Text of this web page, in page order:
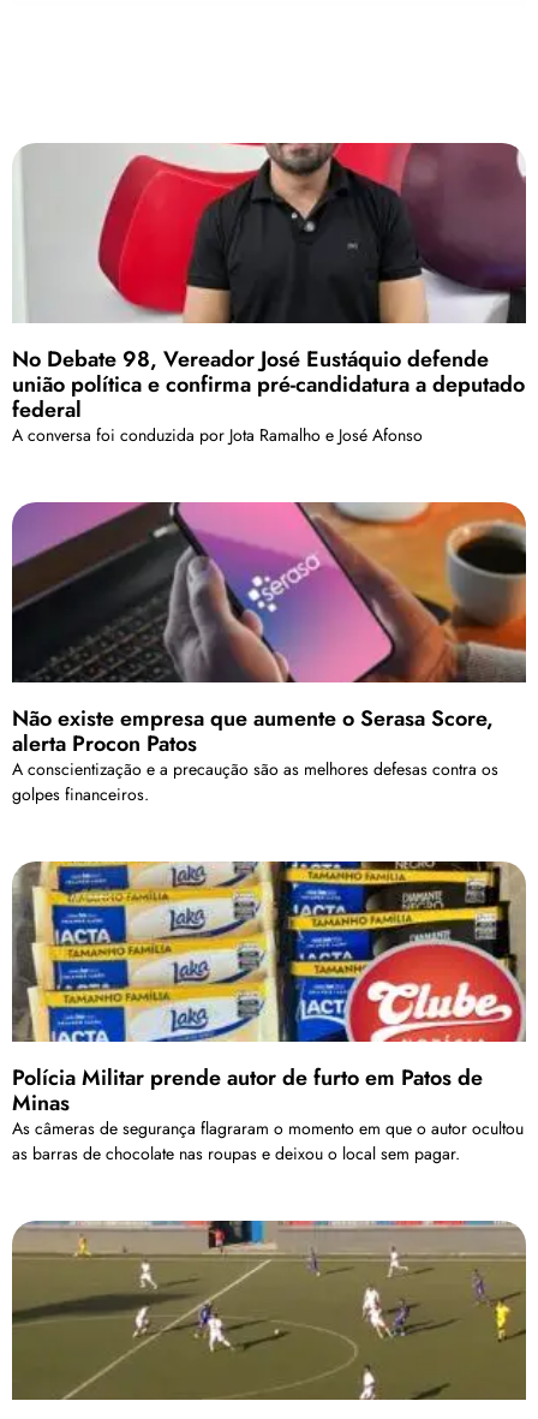
No Debate 98, Vereador José Eustáquio defende
união política e confirma pré-candidatura a deputado
federal
A conversa foi conduzida por Jota Ramalho e José Afonso
Não existe empresa que aumente o Serasa Score,
alerta Procon Patos
A conscientização e a precaução são as melhores defesas contra os
golpes financeiros.
Polícia Militar prende autor de furto em Patos de
Minas
As câmeras de segurança flagraram o momento em que o autor ocultou
as barras de chocolate nas roupas e deixou o local sem pagar.